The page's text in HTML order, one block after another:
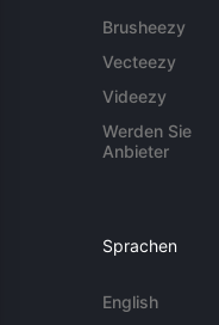
Brusheezy
Vecteezy
Videezy
Werden Sie
Anbieter
Sprachen
English